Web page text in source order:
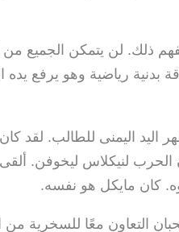
ذلك. لن يتمكن الجميع
رياضية وهو يرفع يده
اليمنى للطالب. لقد
الحرب لنيكلاس ليخوفن.
كان مايكل هو نفسه.
التعاون معًا للسخرية من